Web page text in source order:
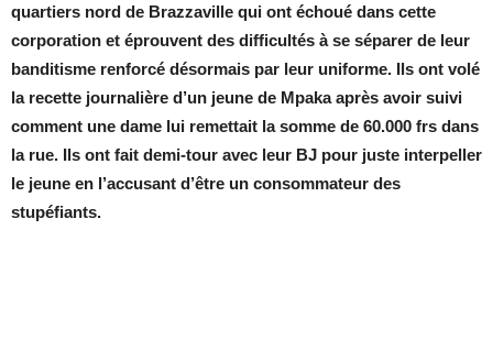
quartiers nord de Brazzaville qui ont échoué dans cette
corporation et éprouvent des difficultés à se séparer de leur
banditisme renforcé désormais par leur uniforme. Ils ont volé
la recette journalière d’un jeune de Mpaka après avoir suivi
comment une dame lui remettait la somme de 60.000 frs dans
la rue. Ils ont fait demi-tour avec leur BJ pour juste interpeller
le jeune en l’accusant d’être un consommateur des
stupéfiants.